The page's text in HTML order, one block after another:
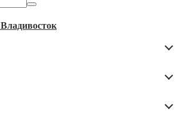
Владивосток